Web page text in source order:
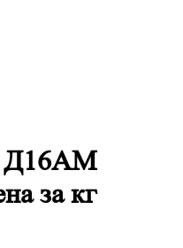
Д16АМ
за кг